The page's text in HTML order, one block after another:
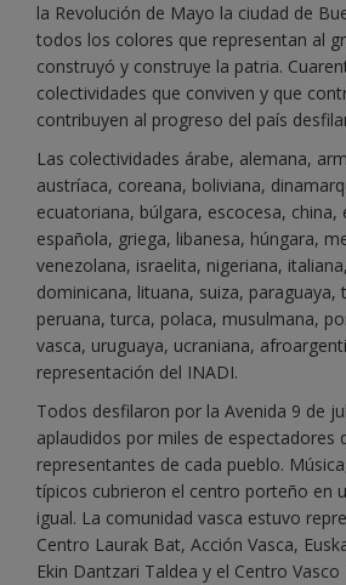
la Revolución de Mayo la ciudad de
todos los colores que representan al
construyó y construye la patria.
colectividades que conviven y que
contribuyen al progreso del país
Las colectividades árabe, alemana,
austríaca, coreana, boliviana,
ecuatoriana, búlgara, escocesa, china,
española, griega, libanesa, húngara,
venezolana, israelita, nigeriana,
dominicana, lituana, suiza, paraguaya,
peruana, turca, polaca, musulmana,
vasca, uruguaya, ucraniana,
representación del INADI.
Todos desfilaron por la Avenida 9 de
aplaudidos por miles de espectadores
representantes de cada pueblo.
típicos cubrieron el centro porteño en
igual. La comunidad vasca estuvo
Centro Laurak Bat, Acción Vasca,
Ekin Dantzari Taldea y el Centro Vasco